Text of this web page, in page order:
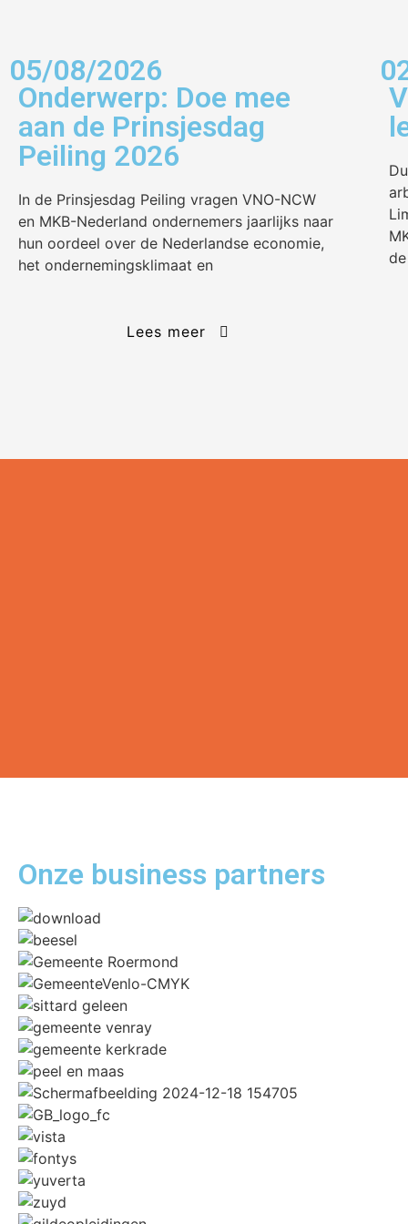
05/08/2026
Onderwerp: Doe mee
aan de Prinsjesdag
Peiling 2026
In de Prinsjesdag Peiling vragen VNO-NCW
en MKB-Nederland ondernemers jaarlijks naar
hun oordeel over de Nederlandse economie,
het ondernemingsklimaat en
Lees meer
Onze business partners